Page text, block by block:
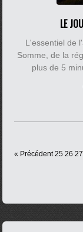
LE
L'essentiel de
Somme, de la
plus de 5
« Précédent 25 26 27